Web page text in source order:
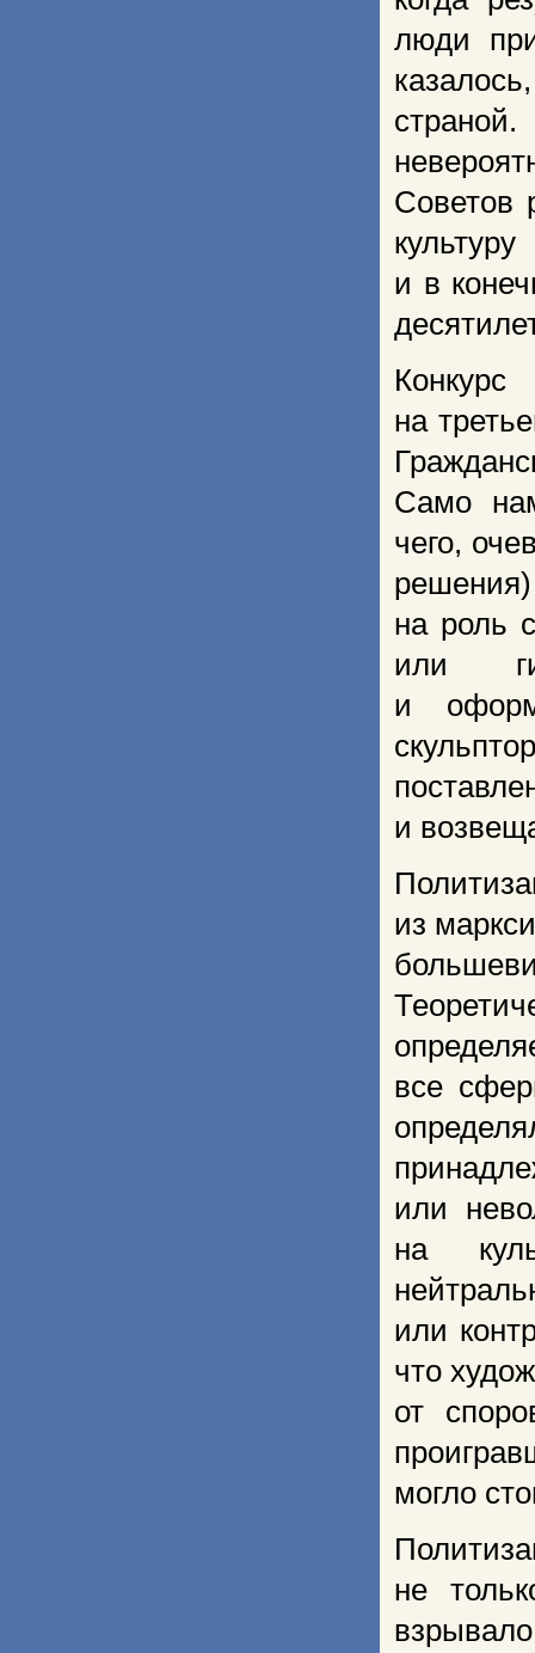
люди
Советов­­­
и в
на
Само
чего,
на роль
или
и
и
из
все
или
на
или
что
от
могло
не